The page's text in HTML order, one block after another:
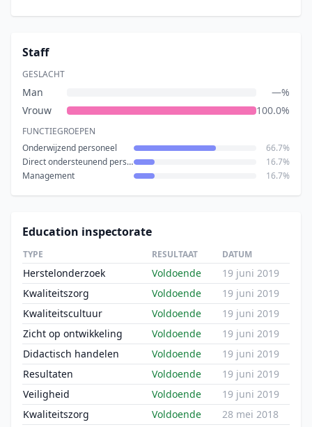
Staff
GESLACHT
Man
—%
Vrouw
100.0%
FUNCTIEGROEPEN
Onderwijzend personeel
66.7%
Direct ondersteunend personeel
16.7%
Management
16.7%
Education inspectorate
TYPE RESULTAAT DATUM
Herstelonderzoek Voldoende
19 juni 2019
Kwaliteitszorg
Voldoende
19 juni 2019
Kwaliteitscultuur
Voldoende
19 juni 2019
Zicht op ontwikkeling
Voldoende
19 juni 2019
Didactisch handelen
Voldoende
19 juni 2019
Resultaten
Voldoende
19 juni 2019
Veiligheid
Voldoende
19 juni 2019
Kwaliteitszorg
Voldoende
28 mei 2018